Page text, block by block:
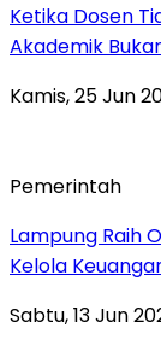
Ketika Dosen
Akademik
Kamis, 25 Jun
Pemerintah
Lampung Raih
Kelola
Sabtu, 13 Jun